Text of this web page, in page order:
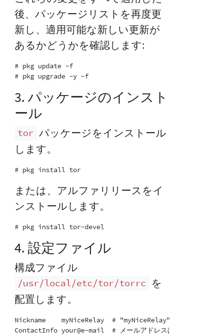
後、パッケージリストを再度更
新し、適用可能な新しい更新が
あるかどうかを確認します:
# pkg update -f
3. パッケージのインスト
ール
tor パッケージをインストール
します。
または、アルファリリースをイ
ンストールします。
4. 設定ファイル
構成ファイル
/usr/local/etc/tor/torrc
を
配置します。
Nickname    myNiceRelay  # "myNiceRelay" は任意の名前
ContactInfo your@e-mail  # メールアドレスは公開されるこ